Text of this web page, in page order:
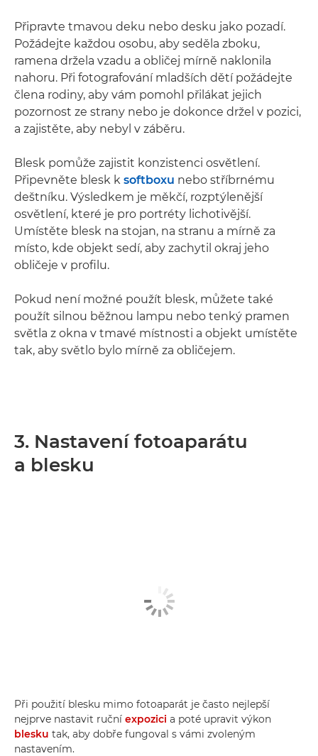
Připravte tmavou deku nebo desku jako pozadí.
Požádejte každou osobu, aby seděla zboku,
ramena držela vzadu a obličej mírně naklonila
nahoru. Při fotografování mladších dětí požádejte
člena rodiny, aby vám pomohl přilákat jejich
pozornost ze strany nebo je dokonce držel v pozici,
a zajistěte, aby nebyl v záběru.
Blesk pomůže zajistit konzistenci osvětlení.
Připevněte blesk k softboxu nebo stříbrnému
deštníku. Výsledkem je měkčí, rozptýlenější
osvětlení, které je pro portréty lichotivější.
Umístěte blesk na stojan, na stranu a mírně za
místo, kde objekt sedí, aby zachytil okraj jeho
obličeje v profilu.
Pokud není možné použít blesk, můžete také
použít silnou běžnou lampu nebo tenký pramen
světla z okna v tmavé místnosti a objekt umístěte
tak, aby světlo bylo mírně za obličejem.
3. Nastavení fotoaparátu
a blesku
Při použití blesku mimo fotoaparát je často nejlepší
nejprve nastavit ruční expozici a poté upravit výkon
blesku tak, aby dobře fungoval s vámi zvoleným
nastavením.